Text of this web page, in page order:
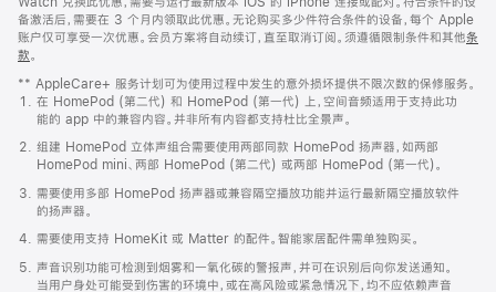
备激活后，需要在 3 个月内领取此优惠。无论购买多少件符合条件的设备，每个 Apple
账户仅可享受一次优惠。会员方案将自动续订，直至取消订阅。须遵循限制条件和其他条
款。
窗
口
中
打
开)
** AppleCare+ 服务计划可为使用过程中发生的意外损坏提供不限次数的保修服务。
在 HomePod (第二代) 和 HomePod (第一代) 上，空间音频适用于支持此功
能的 app 中的兼容内容。并非所有内容都支持杜比全景声。
组建 HomePod 立体声组合需要使用两部同款 HomePod 扬声器，如两部
HomePod mini、两部 HomePod (第二代) 或两部 HomePod (第一代)。
需要使用多部 HomePod 扬声器或兼容隔空播放功能并运行最新隔空播放软件
的扬声器。
需要使用支持 HomeKit 或 Matter 的配件。智能家居配件需单独购买。
声音识别功能可检测到烟雾和一氧化碳的警报声，并可在识别后向你发送通知。
当用户身处可能受到伤害的环境中，或在高风险或紧急情况下，均不应依赖声音